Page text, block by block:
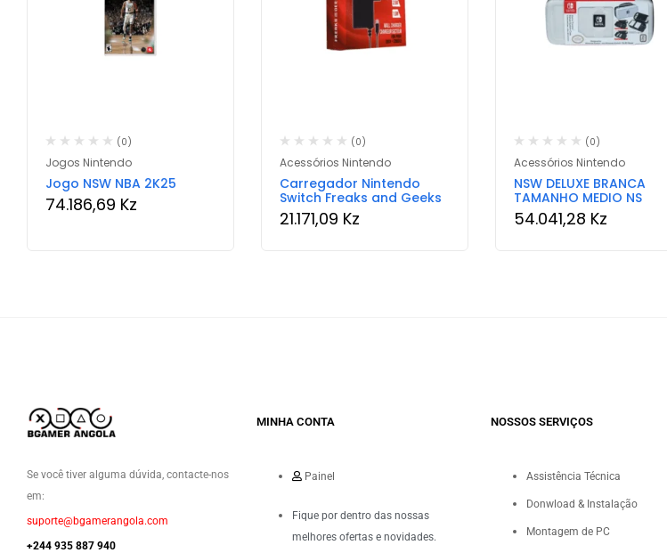
(0)
Jogos Nintendo
Jogo NSW NBA 2K25
74.186,69 Kz
(0)
Acessórios Nintendo
Carregador Nintendo
Switch Freaks and Geeks
21.171,09 Kz
(0)
Acessórios Nintendo
NSW DELUXE BRANCA
TAMANHO MEDIO NS
54.041,28 Kz
Se você tiver alguma dúvida, contacte-nos
em:
suporte@bgamerangola.com
+244 935 887 940
MINHA CONTA
Painel
Fique por dentro das nossas
melhores ofertas e novidades.
NOSSOS SERVIÇOS​
Assistência Técnica
Donwload & Instalação
Montagem de PC